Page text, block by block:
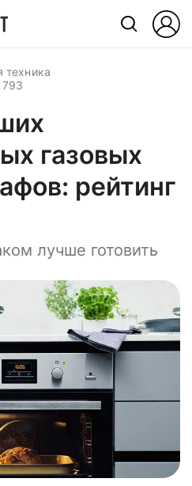
техника
793
газовых
рейтинг
лучше готовить